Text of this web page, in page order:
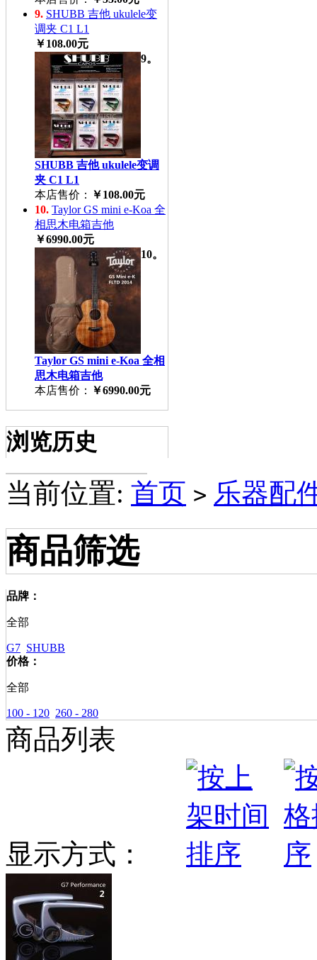
9. SHUBB 吉他 ukulele变
调夹 C1 L1
￥108.00元
9。
SHUBB 吉他 ukulele变调
夹 C1 L1
本店售价： ￥108.00元
10. Taylor GS mini e-Koa 全
相思木电箱吉他
￥6990.00元
10。
Taylor GS mini e-Koa 全相
思木电箱吉他
本店售价： ￥6990.00元
浏览历史
当前位置: 首页 > 乐器配
商品筛选
品牌：
全部
G7 SHUBB
价格：
全部
100 - 120 260 - 280
商品列表
显示方式：